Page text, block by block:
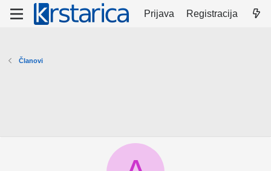
Prijava Registracija
Članovi